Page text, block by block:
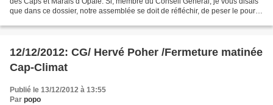
que dans ce dossier, notre assemblée se doit de réfléchir, de peser le pour et
12/12/2012: CG/ Hervé Poher /Fermeture matinée
Cap-Climat
Publié le 13/12/2012 à 13:55
Par popo